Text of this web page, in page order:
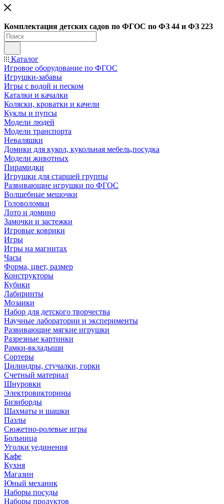
Комплектация детских садов по ФГОC по ФЗ 44 и ФЗ 223
Каталог
Игровое оборудование по ФГОС
Игрушки-забавы
Игры с водой и песком
Каталки и качалки
Коляски, кроватки и качели
Куклы и пупсы
Модели людей
Модели транспорта
Неваляшки
Домики для кукол, кукольная мебель,посудка
Модели животных
Пирамидки
Игрушки для старшей группы
Развивающие игрушки по ФГОС
Волшебные мешочки
Головоломки
Лото и домино
Замочки и застежки
Игровые коврики
Игры
Игры на магнитах
Часы
Форма, цвет, размер
Конструкторы
Кубики
Лабиринты
Мозаики
Набор для детского творчества
Научные лаборатории и эксперименты
Развивающие мягкие игрушки
Разрезные картинки
Рамки-вкладыши
Сортеры
Цилиндры, стучалки, горки
Счетный материал
Шнуровки
Электровикторины
Бизиборды
Шахматы и шашки
Пазлы
Сюжетно-ролевые игры
Больница
Уголки уединения
Кафе
Кухня
Магазин
Юный механик
Наборы посуды
Наборы продуктов